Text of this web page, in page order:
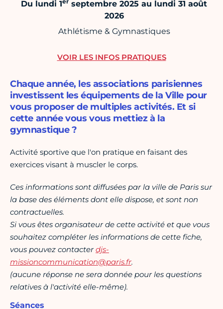
Du lundi 1
septembre 2025 au lundi 31 août
2026
Athlétisme & Gymnastiques
Chaque année, les associations parisiennes
investissent les équipements de la Ville pour
vous proposer de multiples activités. Et si
cette année vous vous mettiez à la
gymnastique ?
Activité sportive que l'on pratique en faisant des
exercices visant à muscler le corps.
Ces informations sont diffusées par la ville de Paris sur
la base des éléments dont elle dispose, et sont non
contractuelles.
Si vous êtes organisateur de cette activité et que vous
souhaitez compléter les informations de cette fiche,
vous pouvez contacterdjs-
missioncommunication@paris.fr.
(aucune réponse ne sera donnée pour les questions
relatives à l'activité elle-même).
Séances
VOIR LES INFOS PRATIQUES